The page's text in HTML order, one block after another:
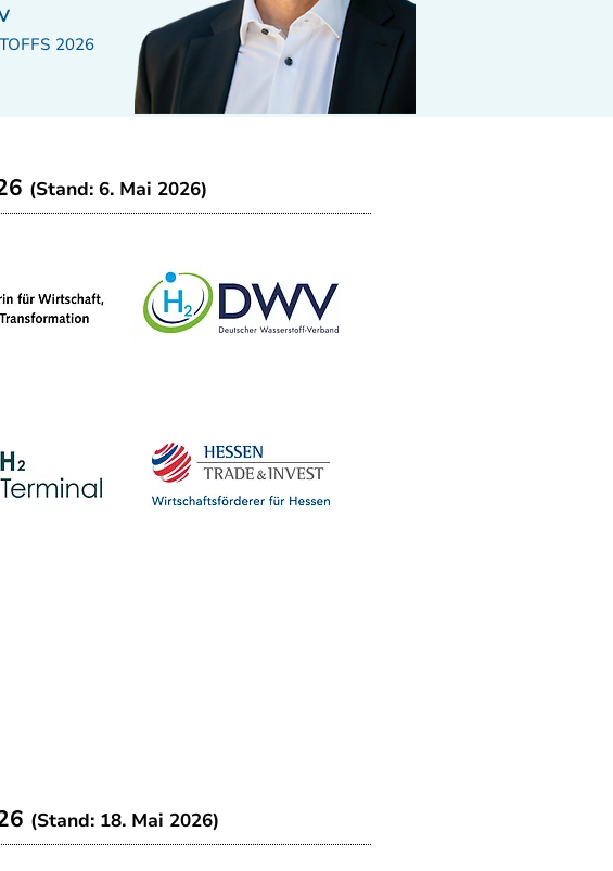
2026
(Stand: 6. Mai 2026)
(Stand: 18. Mai 2026)